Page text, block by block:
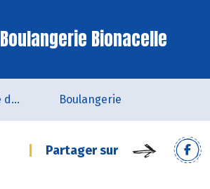
Boulangerie Bionacelle
Carte de fidélité du magasin Boulangerie
Partager sur